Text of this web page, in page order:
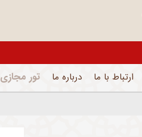
ارتباط با ما درباره ما تور مجازی